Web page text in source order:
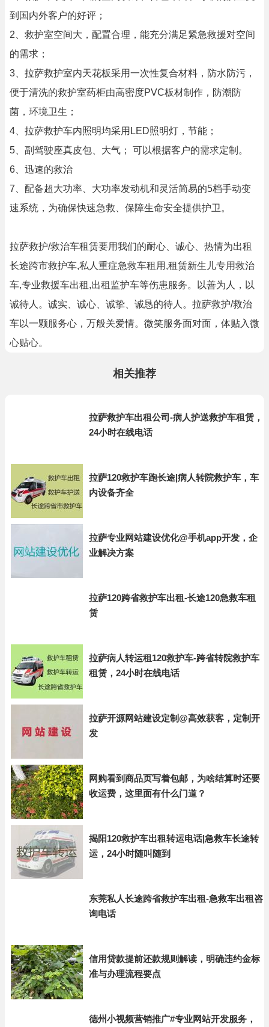
到国内外客户的好评；
2、救护室空间大，配置合理，能充分满足紧急救援对空间
的需求；
3、拉萨救护室内天花板采用一次性复合材料，防水防污，
便于清洗的救护室药柜由高密度PVC板材制作，防潮防
菌，环境卫生；
4、拉萨救护车内照明均采用LED照明灯，节能；
5、副驾驶座真皮包、大气； 可以根据客户的需求定制。
6、迅速的救治
7、配备超大功率、大功率发动机和灵活简易的5档手动变
速系统，为确保快速急救、保障生命安全提供护卫。
拉萨救护/救治车租赁要用我们的耐心、诚心、热情为出租
长途跨市救护车,私人重症急救车租用,租赁新生儿专用救治
车,专业救援车出租,出租监护车等伤患服务。以善为人，以
诚待人。诚实、诚心、诚挚、诚恳的待人。拉萨救护/救治
车以一颗服务心，万般关爱情。微笑服务面对面，体贴入微
心贴心。
相关推荐
拉萨救护车出租公司-病人护送救护车租赁，
24小时在线电话
拉萨120救护车跑长途|病人转院救护车，车
内设备齐全
拉萨专业网站建设优化@手机app开发，企
业解决方案
拉萨120跨省救护车出租-长途120急救车租
赁
拉萨病人转运租120救护车-跨省转院救护车
租赁，24小时在线电话
拉萨开源网站建设定制@高效获客，定制开
发
网购看到商品页写着包邮，为啥结算时还要
收运费，这里面有什么门道？
揭阳120救护车出租转运电话|急救车长途转
运，24小时随叫随到
东莞私人长途跨省救护车出租-急救车出租咨
询电话
信用贷款提前还款规则解读，明确违约金标
准与办理流程要点
德州小视频营销推广#专业网站开发服务，